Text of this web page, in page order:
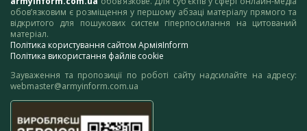
обов’язковим є розміщення у першому абзаці матеріалу прямого та
відкритого для пошукових систем гіперпосилання на цитований
матеріал.
Політика користування сайтом АрміяInform
Політика використання файлів cookie
Зауваження та пропозиції по роботі сайту надсилайте на адресу:
webmaster@armyinform.com.ua